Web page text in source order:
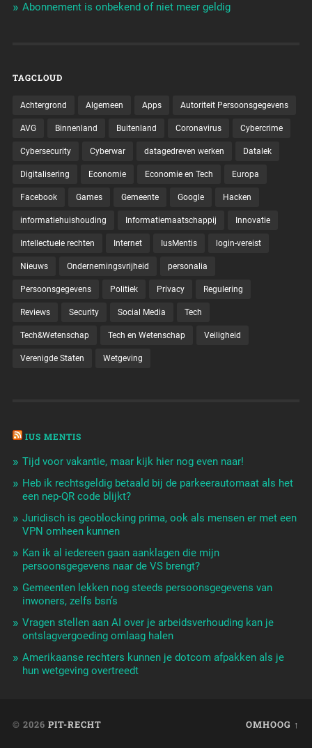
Abonnement is onbekend of niet meer geldig
TAGCLOUD
Achtergrond Algemeen Apps Autoriteit Persoonsgegevens
AVG Binnenland Buitenland Coronavirus Cybercrime
Cybersecurity Cyberwar datagedreven werken Datalek
Digitalisering Economie Economie en Tech Europa
Facebook Games Gemeente Google Hacken
informatiehuishouding Informatiemaatschappij Innovatie
Intellectuele rechten Internet IusMentis login-vereist
Nieuws Ondernemingsvrijheid personalia
Persoonsgegevens Politiek Privacy Regulering
Reviews Security Social Media Tech
Tech&Wetenschap Tech en Wetenschap Veiligheid
Verenigde Staten Wetgeving
IUS MENTIS
Tijd voor vakantie, maar kijk hier nog even naar!
Heb ik rechtsgeldig betaald bij de parkeerautomaat als het
een nep-QR code blijkt?
Juridisch is geoblocking prima, ook als mensen er met een
VPN omheen kunnen
Kan ik al iedereen gaan aanklagen die mijn
persoonsgegevens naar de VS brengt?
Gemeenten lekken nog steeds persoonsgegevens van
inwoners, zelfs bsn’s
Vragen stellen aan AI over je arbeidsverhouding kan je
ontslagvergoeding omlaag halen
Amerikaanse rechters kunnen je dotcom afpakken als je
hun wetgeving overtreedt
© 2026 PIT-RECHT OMHOOG ↑